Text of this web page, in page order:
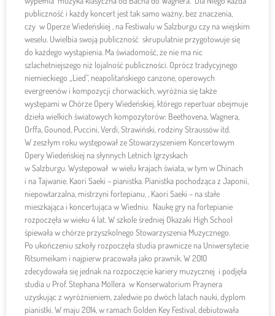
publiczność i każdy koncert jest tak samo ważny, bez znaczenia,
czy w Operze Wiedeńskiej , na Festiwalu w Salzburgu czy na wiejskim
weselu. Uwielbia swoją publiczność skrupulatnie przygotowuje się
do każdego wystąpienia. Ma świadomość, że nie ma nic
szlachetniejszego niż lojalność publiczności. Oprócz tradycyjnego
niemieckiego „Lied”, neapolitańskiego canzone, operowych
evergreenów i kompozycji chorwackich, wyróżnia się także
występami w Chórze Opery Wiedeńskiej, którego repertuar obejmuje
dzieła wielkich światowych kompozytorów: Beethovena, Wagnera,
Orffa, Gounod, Puccini, Verdi, Strawiński, rodziny Straussów itd.
W zeszłym roku występował ze Stowarzyszeniem Koncertowym
Opery Wiedeńskiej na słynnych Letnich Igrzyskach
w Salzburgu. Występował w wielu krajach świata, w tym w Chinach
i na Tajwanie. Kaori Saeki – pianistka. Pianistka pochodząca z Japonii,
niepowtarzalna, mistrzyni fortepianu, , Kaori Saeki – na stałe
mieszkająca i koncertująca w Wiedniu. Naukę gry na fortepianie
rozpoczęła w wieku 4 lat. W szkole średniej Okazaki High School
śpiewała w chórze przyszkolnego Stowarzyszenia Muzycznego.
Po ukończeniu szkoły rozpoczęła studia prawnicze na Uniwersytecie
Ritsumeikam i najpierw pracowała jako prawnik. W 2010
zdecydowała się jednak na rozpoczęcie kariery muzycznej i podjęła
studia u Prof. Stephana Möllera w Konserwatorium Praynera
uzyskując z wyróżnieniem, zaledwie po dwóch latach nauki, dyplom
pianistki. W maju 2014, w ramach Golden Key Festival, debiutowała